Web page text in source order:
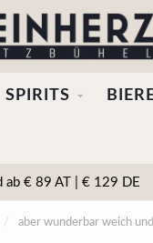
SPIRITS
ab € 89 AT | € 129 DE
/ aber wunderbar weich